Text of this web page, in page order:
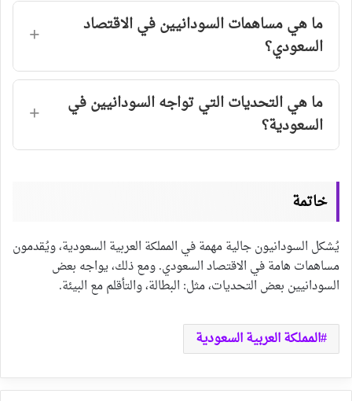
ما هي مساهمات السودانيين في الاقتصاد
السعودي؟
ما هي التحديات التي تواجه السودانيين في
السعودية؟
خاتمة
يُشكل السودانيون جالية مهمة في المملكة العربية السعودية، ويُقدمون
مساهمات هامة في الاقتصاد السعودي. ومع ذلك، يواجه بعض
السودانيين بعض التحديات، مثل: البطالة، والتأقلم مع البيئة.
المملكة العربية السعودية